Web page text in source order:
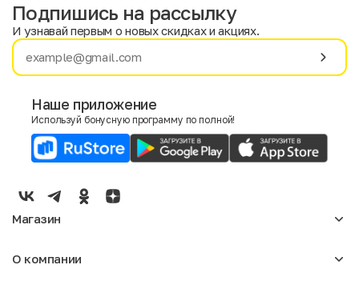
Имя
E-mail
Мужской
Женский
Подпишись на рассылку
И узнавай первым о новых скидках и акциях.
Наше приложение
Используй бонусную программу по полной!
Магазин
Мужское
О компании